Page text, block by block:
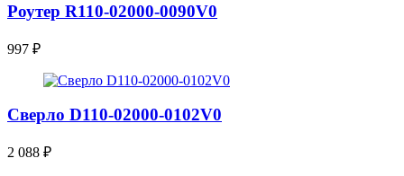
Роутер R110-02000-0090V0
997 ₽
Сверло D110-02000-0102V0
2 088 ₽